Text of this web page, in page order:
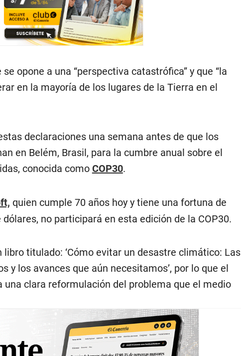
opone a una “perspectiva catastrófica” y que “la
en la mayoría de los lugares de la Tierra en el
declaraciones una semana antes de que los
en Belém, Brasil, para la cumbre anual sobre el
conocida como COP30.
quien cumple 70 años hoy y tiene una fortuna de
no participará en esta edición de la COP30.
libro titulado: ‘Cómo evitar un desastre climático: Las
y los avances que aún necesitamos’, por lo que el
una clara reformulación del problema que el medio